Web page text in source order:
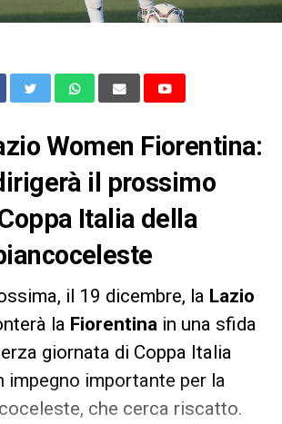
Women Fiorentina:
il prossimo
Italia della
il 19 dicembre, la Lazio
la Fiorentina in una sfida
giornata di Coppa Italia
impegno importante per la
che cerca riscatto.